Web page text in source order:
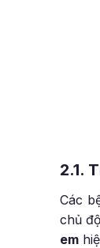
2.1.
Các
chủ
em